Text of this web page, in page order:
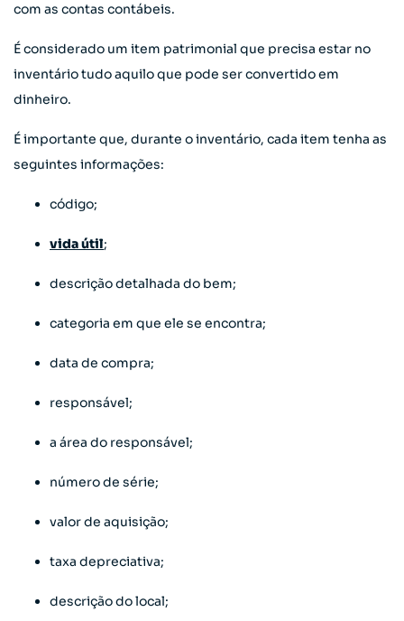
com as contas contábeis.
É considerado um item patrimonial que precisa estar no
inventário tudo aquilo que pode ser convertido em
dinheiro.
É importante que, durante o inventário, cada item tenha as
seguintes informações:
código;
vida útil;
descrição detalhada do bem;
categoria em que ele se encontra;
data de compra;
responsável;
a área do responsável;
número de série;
valor de aquisição;
taxa depreciativa;
descrição do local;